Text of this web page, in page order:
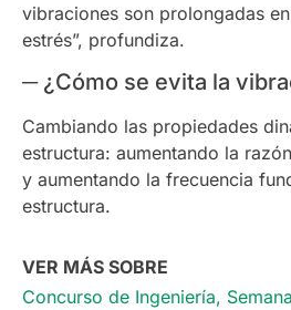
vibraciones son prolongadas
estrés”, profundiza.
─ ¿Cómo se evita la
Cambiando las propiedades
estructura: aumentando la
y aumentando la frecuencia
estructura.
VER MÁS SOBRE
Concurso de Ingeniería,